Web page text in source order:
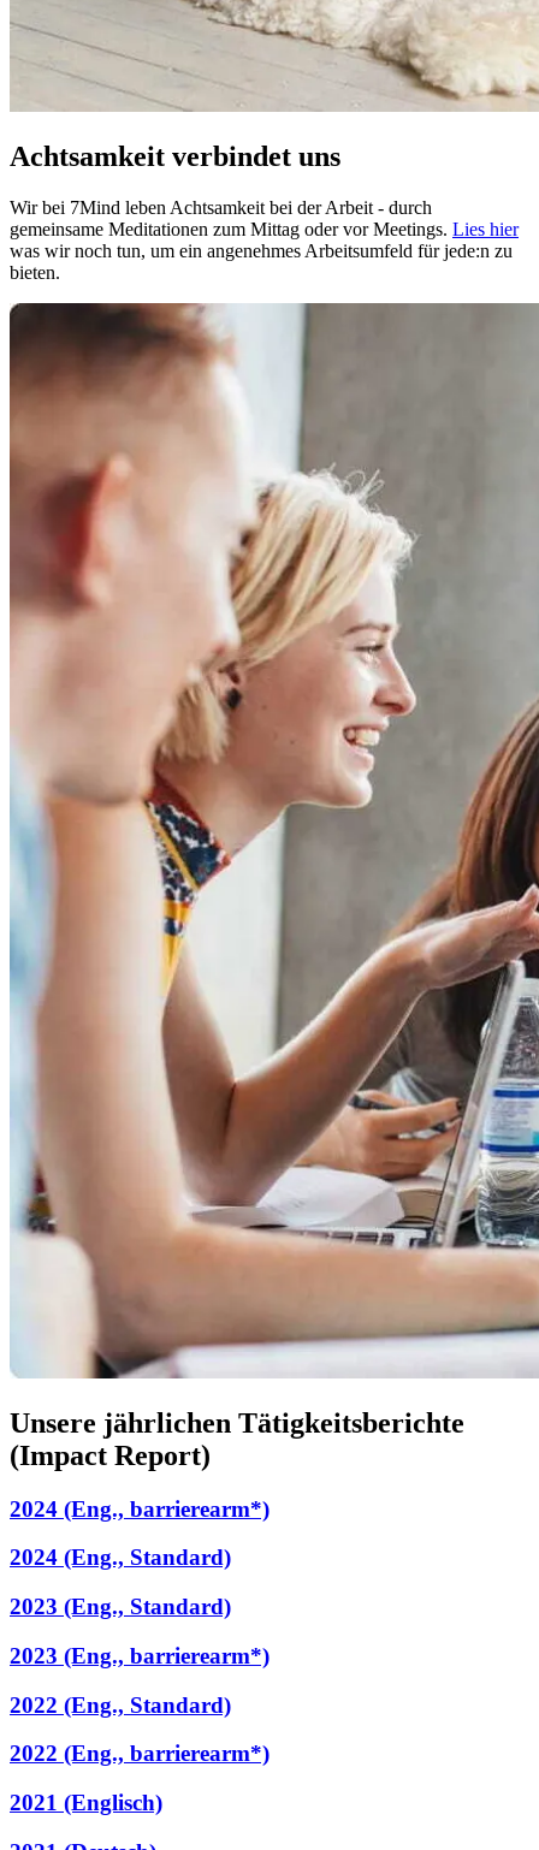
Achtsamkeit verbindet uns
Wir bei 7Mind leben Achtsamkeit bei der Arbeit - durch
gemeinsame Meditationen zum Mittag oder vor Meetings. Lies hier
was wir noch tun, um ein angenehmes Arbeitsumfeld für jede:n zu
bieten.
Unsere jährlichen Tätigkeitsberichte
(Impact Report)
2024 (Eng., barrierearm*)
2024 (Eng., Standard)
2023 (Eng., Standard)
2023 (Eng., barrierearm*)
2022 (Eng., Standard)
2022 (Eng., barrierearm*)
2021 (Englisch)